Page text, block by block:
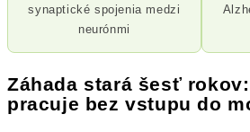
synaptické spojenia medzi
neurónmi
Záhada stará šesť
pracuje bez vstupu do